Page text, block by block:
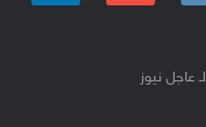
نيوز